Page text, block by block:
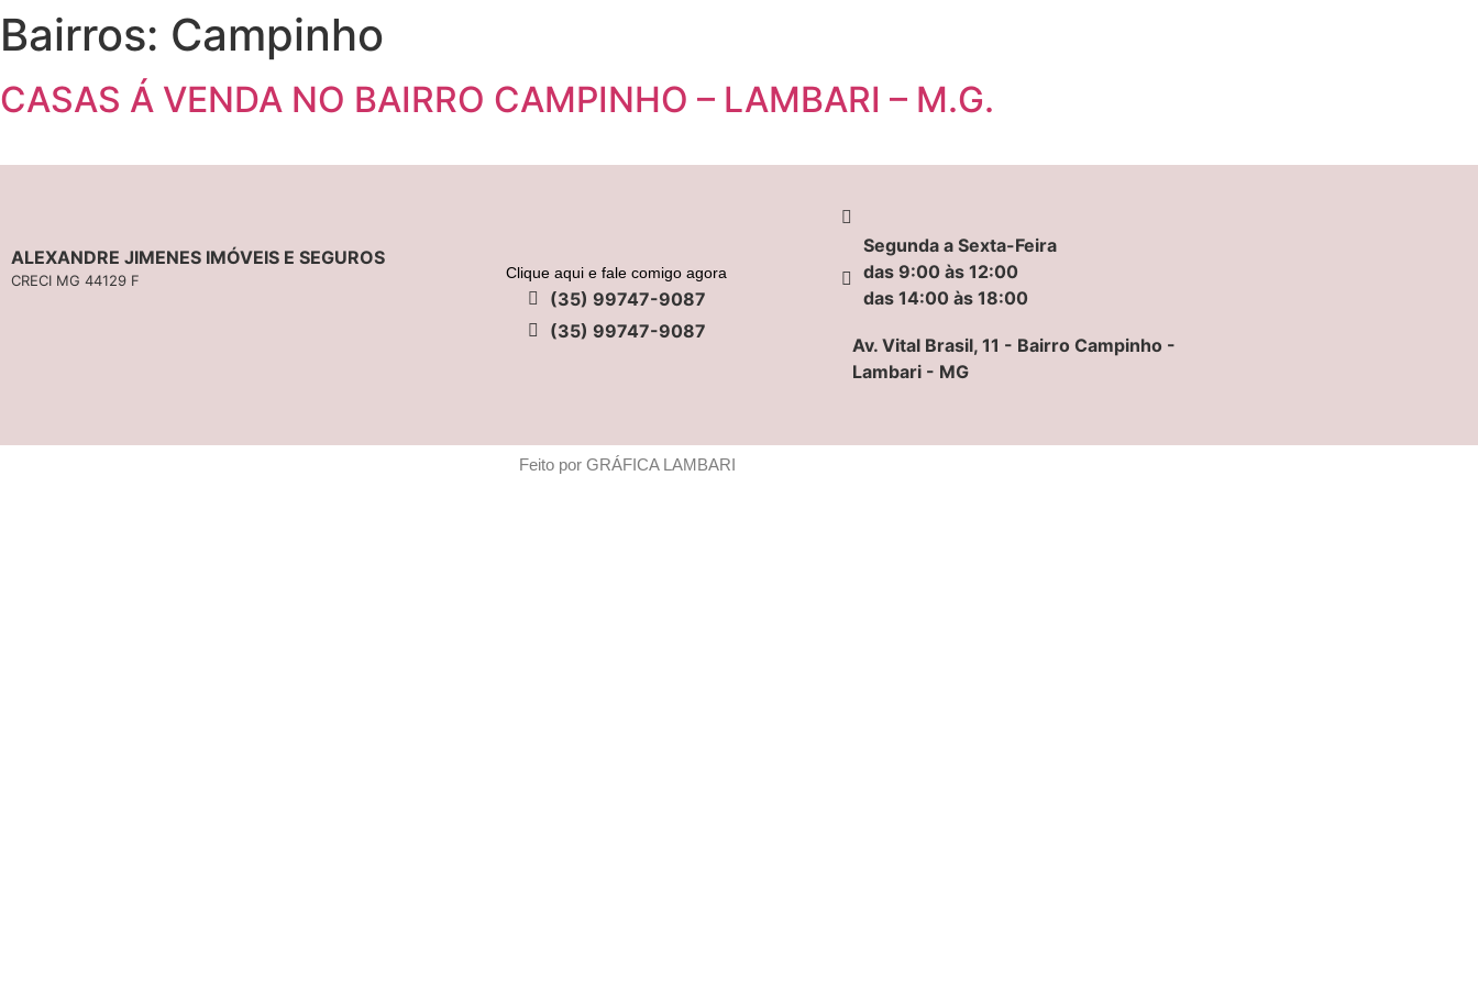
Bairros: Campinho
CASAS Á VENDA NO BAIRRO CAMPINHO – LAMBARI – M.G.
ALEXANDRE JIMENES IMÓVEIS E SEGUROS
CRECI MG 44129 F Clique aqui e fale comigo agora
(35) 99747-9087
(35) 99747-9087
Segunda a Sexta-Feira
das 9:00 às 12:00
das 14:00 às 18:00
Av. Vital Brasil, 11 - Bairro Campinho -
Lambari - MG
Feito por GRÁFICA LAMBARI